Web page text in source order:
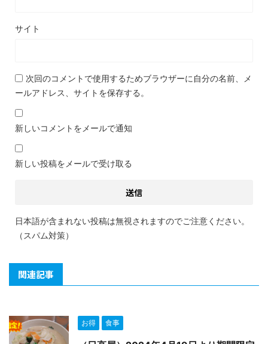
サイト
次回のコメントで使用するためブラウザーに自分の名前、メ
ールアドレス、サイトを保存する。
新しいコメントをメールで通知
新しい投稿をメールで受け取る
日本語が含まれない投稿は無視されますのでご注意ください。
（スパム対策）
関連記事
お得 食事